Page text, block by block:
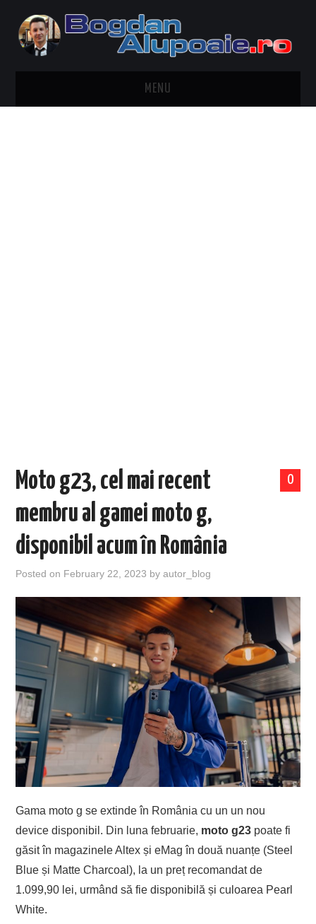
MENU
0
Moto g23, cel mai recent
membru al gamei moto g,
disponibil acum în România
Posted on February 22, 2023 byautor_blog
Gama moto g se extinde în România cu un un nou
device disponibil. Din luna februarie, moto g23 poate fi
găsit în magazinele Altex și eMag în două nuanțe (Steel
Blue și Matte Charcoal), la un preț recomandat de
1.099,90 lei, urmând să fie disponibilă și culoarea Pearl
White.